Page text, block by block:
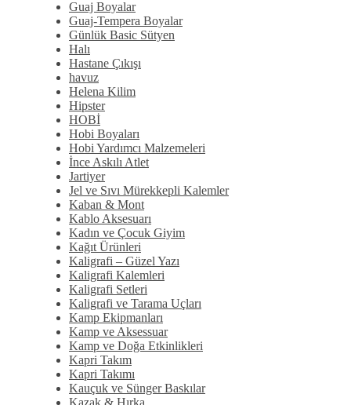
Guaj Boyalar
Guaj-Tempera Boyalar
Günlük Basic Sütyen
Halı
Hastane Çıkışı
havuz
Helena Kilim
Hipster
HOBİ
Hobi Boyaları
Hobi Yardımcı Malzemeleri
İnce Askılı Atlet
Jartiyer
Jel ve Sıvı Mürekkepli Kalemler
Kaban & Mont
Kablo Aksesuarı
Kadın ve Çocuk Giyim
Kağıt Ürünleri
Kaligrafi – Güzel Yazı
Kaligrafi Kalemleri
Kaligrafi Setleri
Kaligrafi ve Tarama Uçları
Kamp Ekipmanları
Kamp ve Aksessuar
Kamp ve Doğa Etkinlikleri
Kapri Takım
Kapri Takımı
Kauçuk ve Sünger Baskılar
Kazak & Hırka